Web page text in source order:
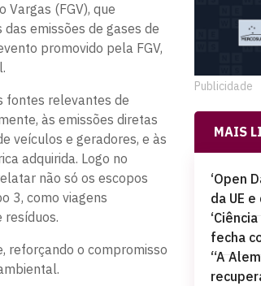
Vargas (FGV), que
emissões de gases de
promovido pela FGV,
fontes relevantes de
às emissões diretas
veículos e geradores, e às
adquirida. Logo no
não só os escopos
3, como viagens
resíduos.
reforçando o compromisso
Publicidade
MAIS
‘Open
da UE
fecha
“A